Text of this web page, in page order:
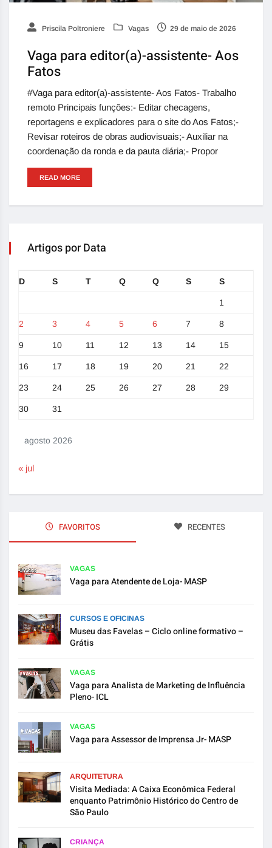
Priscila Poltroniere Vagas 29 de maio de 2026
Vaga para editor(a)-assistente- Aos
Fatos
#Vaga para editor(a)-assistente- Aos Fatos- Trabalho
remoto Principais funções:- Editar checagens,
reportagens e explicadores para o site do Aos Fatos;-
Revisar roteiros de obras audiovisuais;- Auxiliar na
coordenação da ronda e da pauta diária;- Propor
READ MORE
Artigos por Data
agosto 2026
D S T Q Q S S
1
2 3 4 5 6 7 8
9 10 11 12 13 14 15
16 17 18 19 20 21 22
23 24 25 26 27 28 29
30 31
« jul
FAVORITOS RECENTES
VAGAS
Vaga para Atendente de Loja- MASP
CURSOS E OFICINAS
Museu das Favelas – Ciclo online formativo –
Grátis
VAGAS
Vaga para Analista de Marketing de Influência
Pleno- ICL
VAGAS
Vaga para Assessor de Imprensa Jr- MASP
ARQUITETURA
Visita Mediada: A Caixa Econômica Federal
enquanto Patrimônio Histórico do Centro de
São Paulo
CRIANÇA